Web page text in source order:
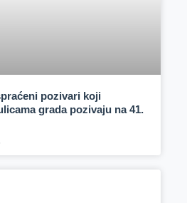
pozivari koji
grada pozivaju na 41.